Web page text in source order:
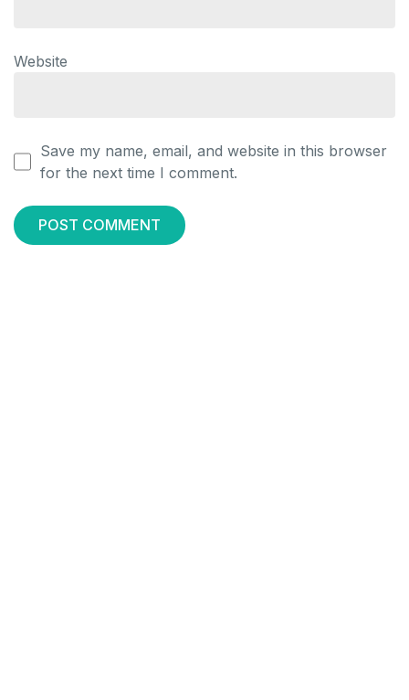
Website
Save my name, email, and website in this browser
for the next time I comment.